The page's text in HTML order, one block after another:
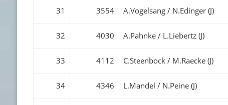
31 3554 A.Vogelsang / N.Edinger (J)
32 4030 A.Pahnke / L.Liebertz (J)
33 4112 C.Steenbock / M.Raecke (J)
34 4346 L.Mandel / N.Peine (J)